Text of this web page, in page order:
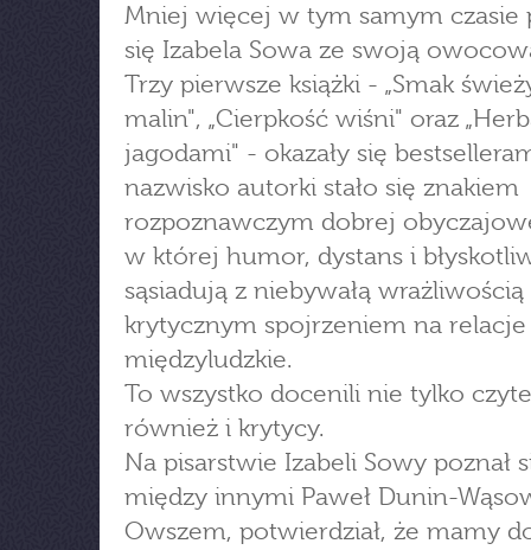
Mniej więcej w tym samym czasie
się Izabela Sowa ze swoją
Trzy pierwsze książki - „Smak
malin", „Cierpkość wiśni" oraz
jagodami" - okazały się
nazwisko autorki stało się znakiem
rozpoznawczym dobrej
w której humor, dystans i
sąsiadują z niebywałą wrażliwością
krytycznym spojrzeniem na relacje
międzyludzkie.
To wszystko docenili nie tylko
również i krytycy.
Na pisarstwie Izabeli Sowy poznał
między innymi Paweł Dunin-
Owszem, potwierdział, że mamy